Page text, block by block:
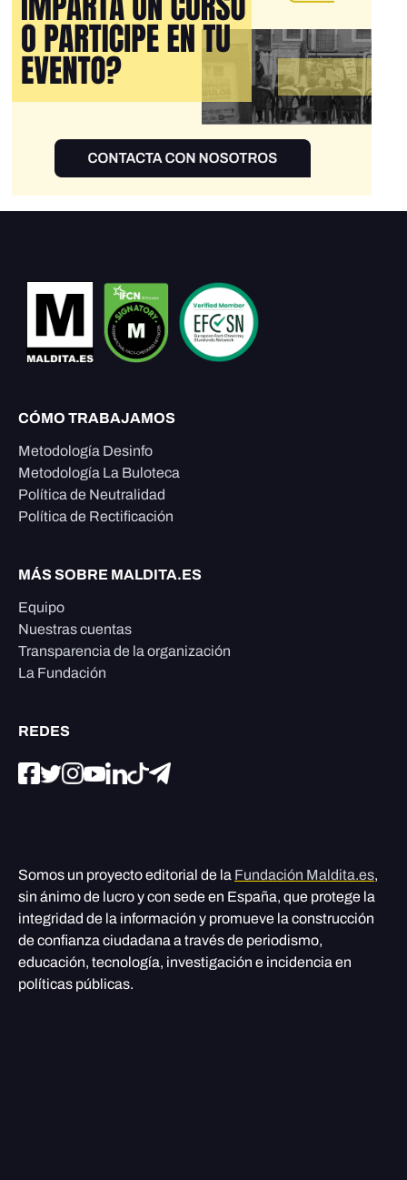
CÓMO TRABAJAMOS
Metodología Desinfo
Metodología La Buloteca
Política de Neutralidad
Política de Rectificación
MÁS SOBRE MALDITA.ES
Equipo
Nuestras cuentas
Transparencia de la organización
La Fundación
REDES
Somos un proyecto editorial de la Fundación Maldita.es,
sin ánimo de lucro y con sede en España, que protege la
integridad de la información y promueve la construcción
de confianza ciudadana a través de periodismo,
educación, tecnología, investigación e incidencia en
políticas públicas.